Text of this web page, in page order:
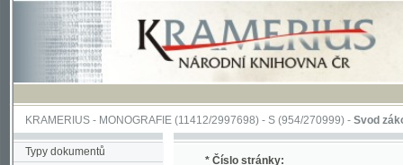
KRAMERIUS-MONOGRAFIE(11412/2997698) -S (954/270999)-Svod zákonův
Typy dokumentů
Abeceda
* Číslo stránky:
71